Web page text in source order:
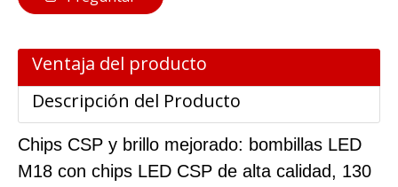
Ventaja del producto
Descripción del Producto
Chips CSP y brillo mejorado: bombillas LED
M18 con chips LED CSP de alta calidad, 130